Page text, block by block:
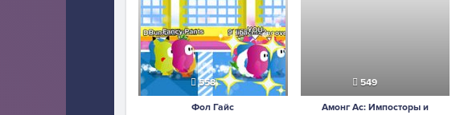
558
Фол Гайс
549
Амонг Ас: Импосторы и